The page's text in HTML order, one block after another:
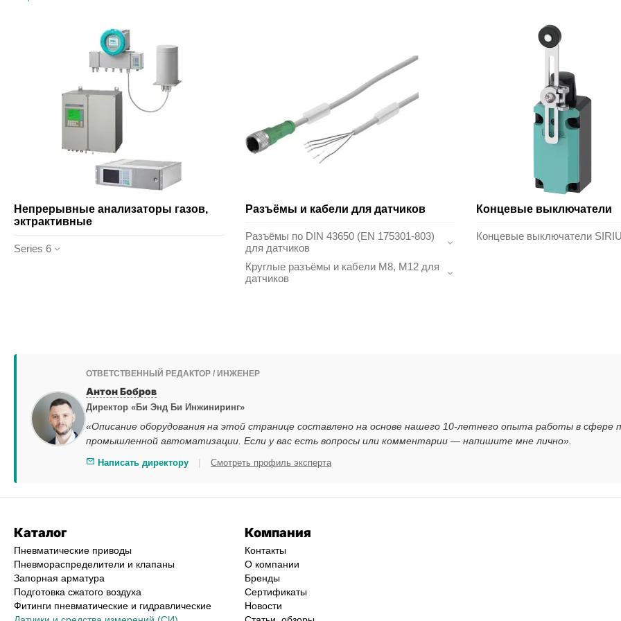
Непрерывные анализаторы газов,
эктрактивные
Series 6
Разъёмы и кабели для датчиков
Разъёмы по DIN 43650 (EN 175301-803)
для датчиков
Круглые разъёмы и кабели M8, M12 для
датчиков
Концевые выключатели
Концевые выключатели
ОТВЕТСТВЕННЫЙ РЕДАКТОР / ИНЖЕНЕР
Антон Бобров
Директор «Би Энд Би Инжиниринг»
«Описание оборудования на этой странице составлено на основе нашего 10-летнего опыта работы в сфере
промышленной автоматизации. Если у вас есть вопросы или комментарии — напишите мне лично».
Написать директору | Смотреть профиль эксперта
Каталог
Пневматические приводы
Пневмораспределители и клапаны
Запорная арматура
Подготовка сжатого воздуха
Фитинги пневматические и гидравлические
Компания
Контакты
О компании
Бренды
Сертификаты
Новости